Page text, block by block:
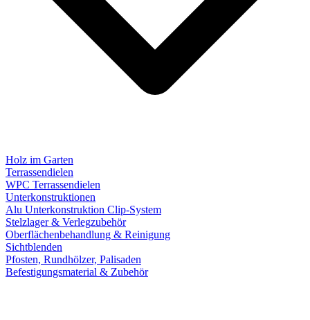
Holz im Garten
Terrassendielen
WPC Terrassendielen
Unterkonstruktionen
Alu Unterkonstruktion Clip-System
Stelzlager & Verlegzubehör
Oberflächenbehandlung & Reinigung
Sichtblenden
Pfosten, Rundhölzer, Palisaden
Befestigungsmaterial & Zubehör